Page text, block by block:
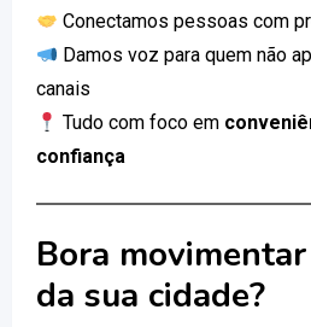
Conectamos pessoas com
Damos voz para quem não
canais
Tudo com foco em
confiança
Bora
da sua cidade?